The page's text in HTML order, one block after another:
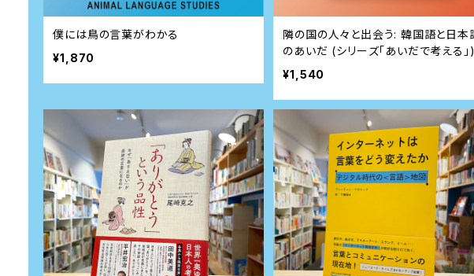
僕には鳥の言葉がわかる
¥1,870
隣の国の人々と出会う: 韓国語と日本
のあいだ (シリーズ「あいだで考える」
¥1,540